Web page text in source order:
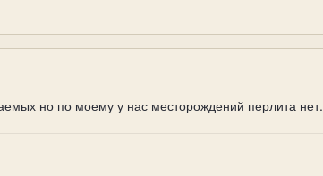
но по моему у нас месторождений перлита нет.